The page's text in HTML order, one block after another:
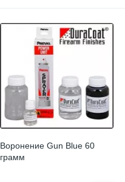
Воронение Gun Blue 60
грамм